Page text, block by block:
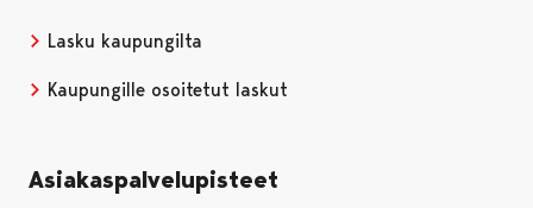
Lasku kaupungilta
Kaupungille osoitetut laskut
Asiakaspalvelupisteet